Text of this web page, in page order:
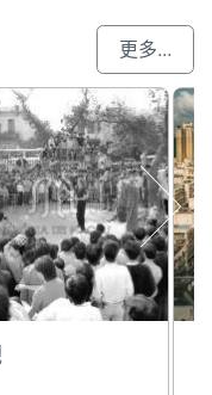
更多...